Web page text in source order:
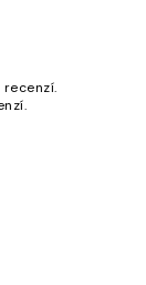
recenzí.